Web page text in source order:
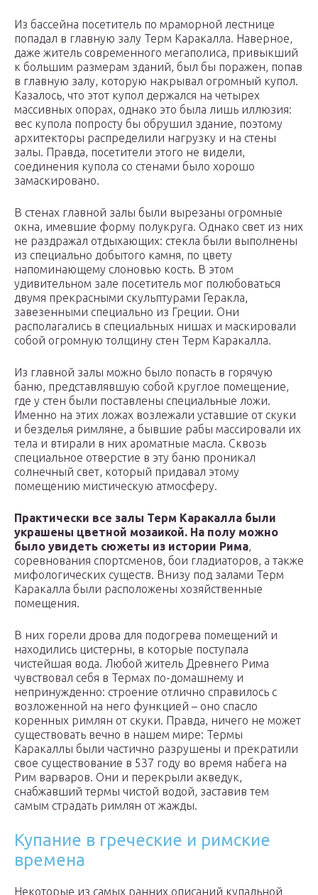
Из бассейна посетитель по мраморной лестнице
попадал в главную залу Терм Каракалла. Наверное,
даже житель современного мегаполиса, привыкший
к большим размерам зданий, был бы поражен, попав
в главную залу, которую накрывал огромный купол.
Казалось, что этот купол держался на четырех
массивных опорах, однако это была лишь иллюзия:
вес купола попросту бы обрушил здание, поэтому
архитекторы распределили нагрузку и на стены
залы. Правда, посетители этого не видели,
соединения купола со стенами было хорошо
замаскировано.
В стенах главной залы были вырезаны огромные
окна, имевшие форму полукруга. Однако свет из них
не раздражал отдыхающих: стекла были выполнены
из специально добытого камня, по цвету
напоминающему слоновью кость. В этом
удивительном зале посетитель мог полюбоваться
двумя прекрасными скульптурами Геракла,
завезенными специально из Греции. Они
располагались в специальных нишах и маскировали
собой огромную толщину стен Терм Каракалла.
Из главной залы можно было попасть в горячую
баню, представлявшую собой круглое помещение,
где у стен были поставлены специальные ложи.
Именно на этих ложах возлежали уставшие от скуки
и безделья римляне, а бывшие рабы массировали их
тела и втирали в них ароматные масла. Сквозь
специальное отверстие в эту баню проникал
солнечный свет, который придавал этому
помещению мистическую атмосферу.
Практически все залы Терм Каракалла были
украшены цветной мозаикой. На полу можно
было увидеть сюжеты из истории Рима,
соревнования спортсменов, бои гладиаторов, а также
мифологических существ. Внизу под залами Терм
Каракалла были расположены хозяйственные
помещения.
В них горели дрова для подогрева помещений и
находились цистерны, в которые поступала
чистейшая вода. Любой житель Древнего Рима
чувствовал себя в Термах по-домашнему и
непринужденно: строение отлично справилось с
возложенной на него функцией – оно спасло
коренных римлян от скуки. Правда, ничего не может
существовать вечно в нашем мире: Термы
Каракаллы были частично разрушены и прекратили
свое существование в 537 году во время набега на
Рим варваров. Они и перекрыли акведук,
снабжавший термы чистой водой, заставив тем
самым страдать римлян от жажды.
Купание в греческие и римские
времена
Некоторые из самых ранних описаний купальной